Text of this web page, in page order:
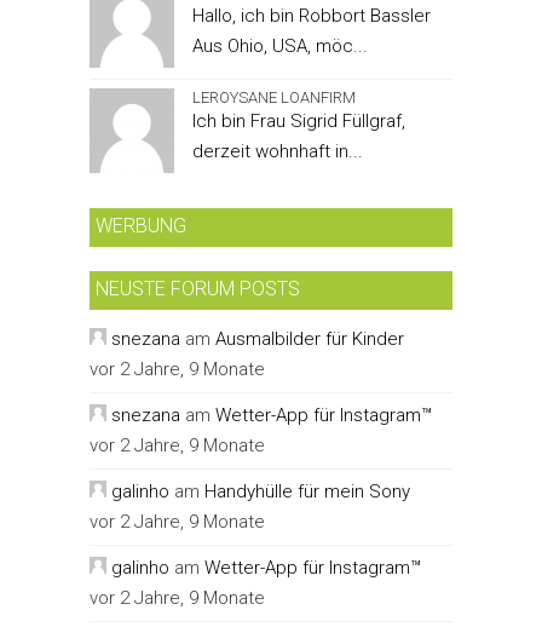
Hallo, ich bin Robbort Bassler
Aus Ohio, USA, möc...
LEROYSANE LOANFIRM
Ich bin Frau Sigrid Füllgraf,
derzeit wohnhaft in...
WERBUNG
NEUSTE FORUM POSTS
snezana am Ausmalbilder für Kinder
vor 2 Jahre, 9 Monate
snezana am Wetter-App für Instagram™
vor 2 Jahre, 9 Monate
galinho am Handyhülle für mein Sony
vor 2 Jahre, 9 Monate
galinho am Wetter-App für Instagram™
vor 2 Jahre, 9 Monate